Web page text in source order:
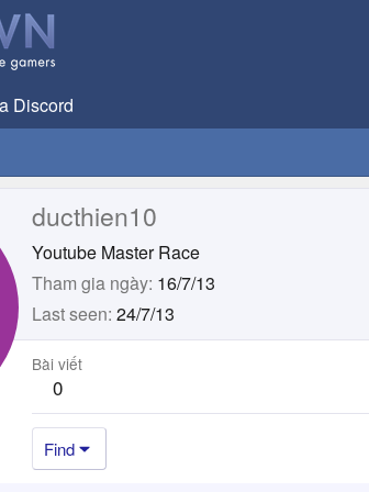
Discord
ducthien10
Youtube Master Race
Tham gia ngày 16/7/13
Last seen 24/7/13
Bài viết
0
Find